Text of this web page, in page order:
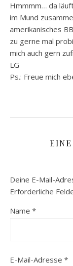
Hmmmm… da
im Mund
amerikanisches
zu gerne mal
mich auch gern
LG
Ps.: Freue mich
EINE
Deine E-Mail-
Erforderliche
Name *
E-Mail-Adresse *